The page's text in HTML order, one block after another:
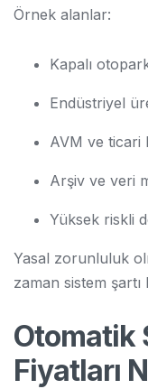
Örnek alanlar:
Kapalı
Endüstriyel
AVM ve ticari
Arşiv ve veri
Yüksek riskli
Yasal zorunluluk
zaman sistem şartı
Otomatik
Fiyatları